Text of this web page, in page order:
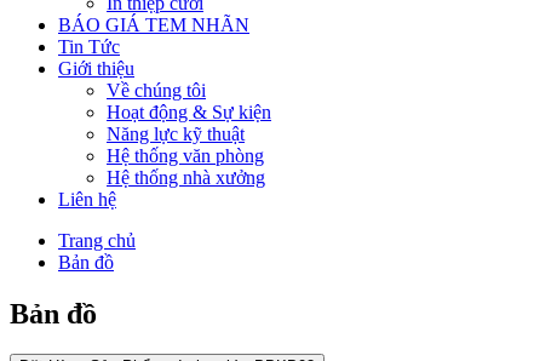
BÁO GIÁ TEM NHÃN
Tin Tức
Giới thiệu
Về chúng tôi
Hoạt động & Sự kiện
Năng lực kỹ thuật
Hệ thống văn phòng
Hệ thống nhà xưởng
Liên hệ
Trang chủ
Bản đồ
Bản đồ